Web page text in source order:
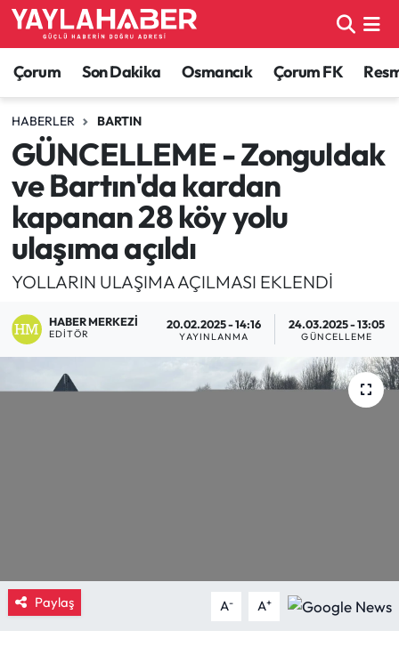
Çorum Son Dakika Osmancık Çorum FK
HABERLER BARTIN
GÜNCELLEME - Zonguldak
ve Bartın'da kardan
kapanan 28 köy yolu
ulaşıma açıldı
YOLLARIN ULAŞIMA AÇILMASI EKLENDİ
HABER MERKEZI
EDITÖR
20.02.2025 - 14:16
YAYINLANMA
24.03.2025 - 13:05
GÜNCELLEME
Paylaş A- A+
Alaca Haberleri
Bayat Haberleri
Bilgi - Keşfet Haberleri
Bilim ve Teknoloji
Boğazkale Haberleri
Çorum Haberleri
Çorum Son Dakika Haberleri
Dodurga Haberleri
Kargı Haberleri
Çorum Nöbetçi Eczaneler
Çorum Hava Durumu
Çorum Namaz Vakitleri
Çorum Trafik Yoğunluk Haritası
TFF 1.Lig Puan Durumu ve Fikstür
Tüm Manşetler
Son Dakika Haberleri
Haber Arşivi